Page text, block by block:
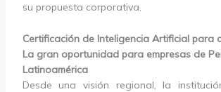
su propuesta corporativa.
Certificación de Inteligencia Artificial para
La gran oportunidad para empresas de
Latinoamérica
Desde una visión regional, la